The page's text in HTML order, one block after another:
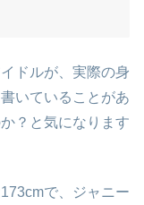
ドルが、実際の身
いていることがあ
？と気になります
で、ジャニー